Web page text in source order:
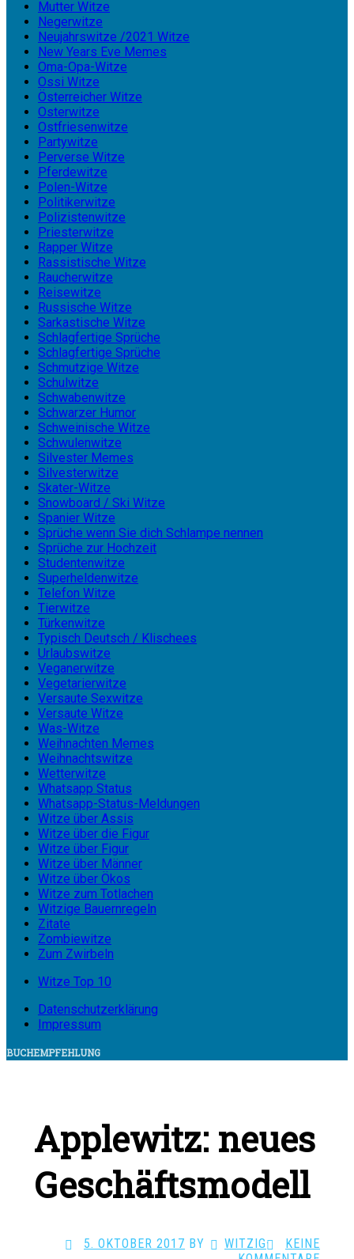
Mutter Witze
Negerwitze
Neujahrswitze /2021 Witze
New Years Eve Memes
Oma-Opa-Witze
Ossi Witze
Österreicher Witze
Osterwitze
Ostfriesenwitze
Partywitze
Perverse Witze
Pferdewitze
Polen-Witze
Politikerwitze
Polizistenwitze
Priesterwitze
Rapper Witze
Rassistische Witze
Raucherwitze
Reisewitze
Russische Witze
Sarkastische Witze
Schlagfertige Sprüche
Schlagfertige Sprüche
Schmutzige Witze
Schulwitze
Schwabenwitze
Schwarzer Humor
Schweinische Witze
Schwulenwitze
Silvester Memes
Silvesterwitze
Skater-Witze
Snowboard / Ski Witze
Spanier Witze
Sprüche wenn Sie dich Schlampe nennen
Sprüche zur Hochzeit
Studentenwitze
Superheldenwitze
Telefon Witze
Tierwitze
Türkenwitze
Typisch Deutsch / Klischees
Urlaubswitze
Veganerwitze
Vegetarierwitze
Versaute Sexwitze
Versaute Witze
Was-Witze
Weihnachten Memes
Weihnachtswitze
Wetterwitze
Whatsapp Status
Whatsapp-Status-Meldungen
Witze über Assis
Witze über die Figur
Witze über Figur
Witze über Männer
Witze über Ökos
Witze zum Totlachen
Witzige Bauernregeln
Zitate
Zombiewitze
Zum Zwirbeln
Witze Top 10
Datenschutzerklärung
Impressum
BUCHEMPFEHLUNG
Applewitz: neues
Geschäftsmodell
5. OKTOBER 2017 BY WITZIG·
KEINE